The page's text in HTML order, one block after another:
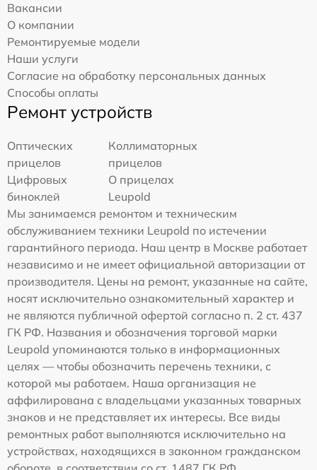
Вакансии
О компании
Ремонтируемые модели
Наши услуги
Согласие на обработку персональных данных
Способы оплаты
Ремонт устройств
Оптических
прицелов
Коллиматорных
прицелов
Цифровых
биноклей
О прицелах
Leupold
Мы занимаемся ремонтом и техническим
обслуживанием техники Leupold по истечении
гарантийного периода. Наш центр в Москве работает
независимо и не имеет официальной авторизации от
производителя. Цены на ремонт, указанные на сайте,
носят исключительно ознакомительный характер и
не являются публичной офертой согласно п. 2 ст. 437
ГК РФ. Названия и обозначения торговой марки
Leupold упоминаются только в информационных
целях — чтобы обозначить перечень техники, с
которой мы работаем. Наша организация не
аффилирована с владельцами указанных товарных
знаков и не представляет их интересы. Все виды
ремонтных работ выполняются исключительно на
устройствах, находящихся в законном гражданском